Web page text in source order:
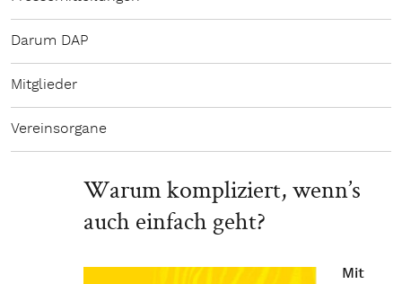
Darum DAP
Mitglieder
Vereinsorgane
Warum kompliziert, wenn’s
auch einfach geht?
Mit